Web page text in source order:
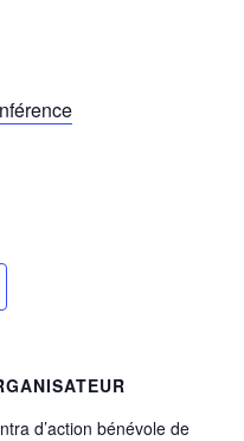
d’action bénévole de